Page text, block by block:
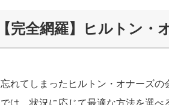
【完全網羅】ヒルトン・
忘れてしまったヒルトン・オナーズの